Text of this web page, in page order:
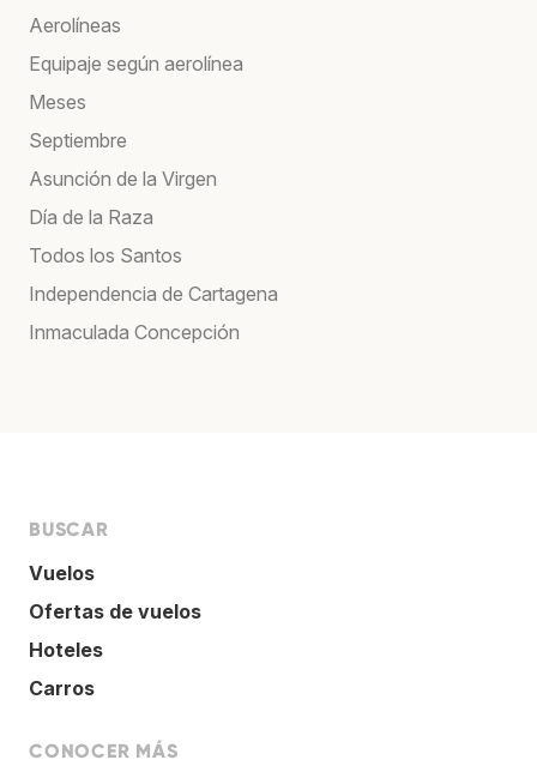
Aerolíneas
Equipaje según aerolínea
Meses
Septiembre
Asunción de la Virgen
Día de la Raza
Todos los Santos
Independencia de Cartagena
Inmaculada Concepción
BUSCAR
Vuelos
Ofertas de vuelos
Hoteles
Carros
CONOCER MÁS